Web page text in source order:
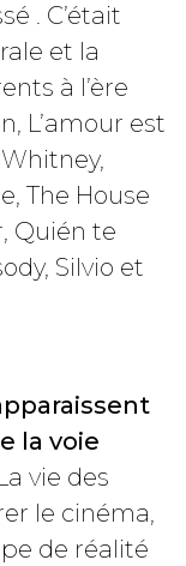
. C’était
et la
à l’ère
L’amour est
The House
Quién te
Silvio et
la voie
vie des
le cinéma,
de réalité